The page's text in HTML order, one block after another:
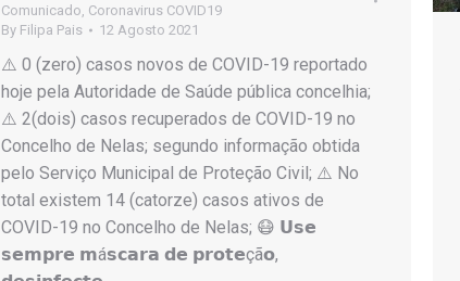
Comunicado Coronavirus COVID19
By Filipa Pais 12 Agosto 2021
⚠️ 0 (zero) casos novos de COVID-19 reportado
hoje pela Autoridade de Saúde pública concelhia;
⚠️ 2(dois) casos recuperados de COVID-19 no
Concelho de Nelas; segundo informação obtida
pelo Serviço Municipal de Proteção Civil; ⚠️ No
total existem 14 (catorze) casos ativos de
COVID-19 no Concelho de Nelas; 😷 𝗨𝘀𝗲
𝘀𝗲𝗺𝗽𝗿𝗲 𝗺á𝘀𝗰𝗮𝗿𝗮 𝗱𝗲 𝗽𝗿𝗼𝘁𝗲çã𝗼,